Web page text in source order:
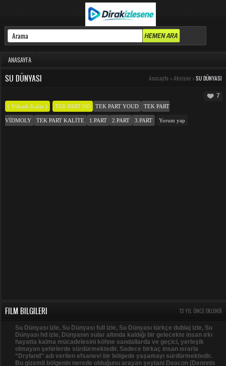
ANASAYFA
SU DÜNYASI Anasayfa > Aksiyon > SU DÜNYASI
7
( Yüksek Kalite ) TEK PART HD TEK PART YOUD TEK PART
VIDMOLY TEK PART KALITE 1.PART 2.PART 3.PART Yorum yap
FILM BILGILERI 13 YIL ÖNCE EKLENDI
Su Dünyası izle, Su Dünyası full izle, Su Dünyası türkçe dublaj izle, Su
Dünyası hd izle, Dünyanın sular altında kaldığı bir gelecekte insan ırkı
hayatta kalma mücadelesini köhne sandallarda ve geçici, yerleşik
olmayan şehirlerde sürdürmektedir. Sadece birkaç insan ısrarla
“Dryland” adı verilen efsanevi bir bölgede yaşamayı sürdürmektedir.
Bu gizemli bölgenin nerede olduğunu arayan şeytani Deacon (Dennnis